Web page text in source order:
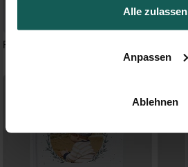
Alle zulassen
Anpassen
Ablehnen
Festtag